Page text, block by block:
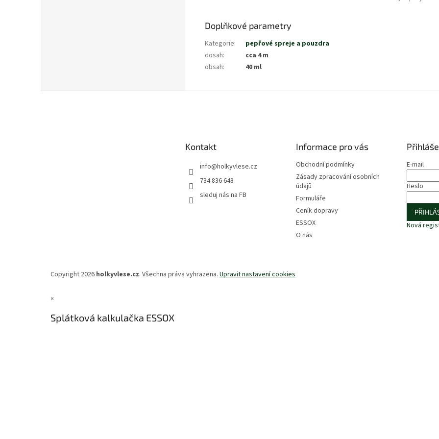
Doplňkové parametry
Kategorie:
pepřové spreje a pouzdra
dosah:
cca 4 m
obsah: 40 ml
Kontakt
info@holkyvlese.cz
734 836 648
sleduj nás na FB
Informace pro vás
Obchodní podmínky
Zásady zpracování osobních
údajů
Formuláře
Ceník dopravy
ESSOX
O nás
E-mail
Heslo
Nová
Copyright 2026 holkyvlese.cz. Všechna práva vyhrazena. Upravit nastavení cookies
×
Splátková kalkulačka ESSOX